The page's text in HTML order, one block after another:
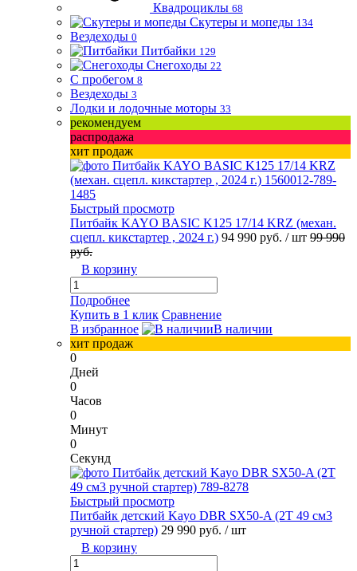
Квадроциклы 68
Скутеры и мопеды 134
Вездеходы 0
Питбайки 129
Снегоходы 22
С пробегом 8
Вездеходы 3
Лодки и лодочные моторы 33
рекомендуем
распродажа
хит продаж
Быстрый просмотр
Питбайк KAYO BASIC K125 17/14 KRZ (механ.
сцепл. кикстартер , 2024 г.) 94 990 руб. / шт 99 990
руб.
В корзину
Подробнее
Купить в 1 клик Сравнение
В избранное
В наличии
хит продаж
0
Дней
0
Часов
0
Минут
0
Секунд
Быстрый просмотр
Питбайк детский Kayo DBR SX50-A (2T 49 см3
ручной стартер) 29 990 руб. / шт
В корзину